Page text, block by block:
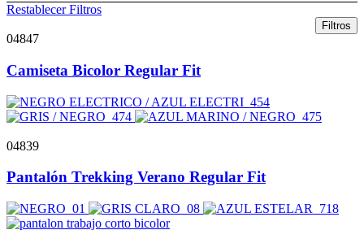
Restablecer Filtros
Filtros
04847
Camiseta Bicolor Regular Fit
04839
Pantalón Trekking Verano Regular Fit